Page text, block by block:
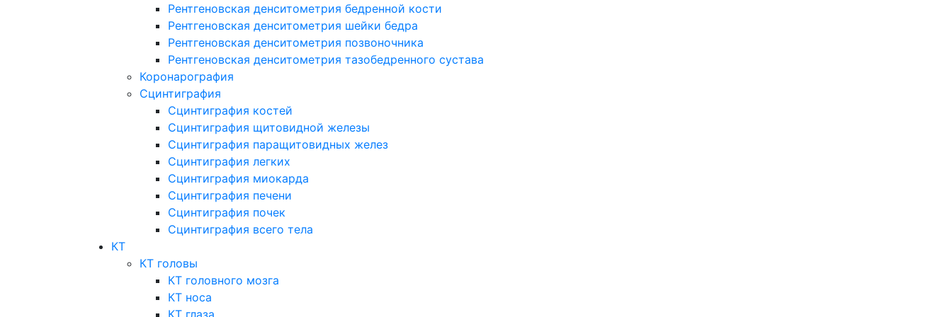
Рентгеновская денситометрия бедренной кости
Рентгеновская денситометрия шейки бедра
Рентгеновская денситометрия позвоночника
Рентгеновская денситометрия тазобедренного сустава
Коронарография
Сцинтиграфия
Сцинтиграфия костей
Сцинтиграфия щитовидной железы
Сцинтиграфия паращитовидных желез
Сцинтиграфия легких
Сцинтиграфия миокарда
Сцинтиграфия печени
Сцинтиграфия почек
Сцинтиграфия всего тела
КТ
КТ головы
КТ головного мозга
КТ носа
КТ глаза